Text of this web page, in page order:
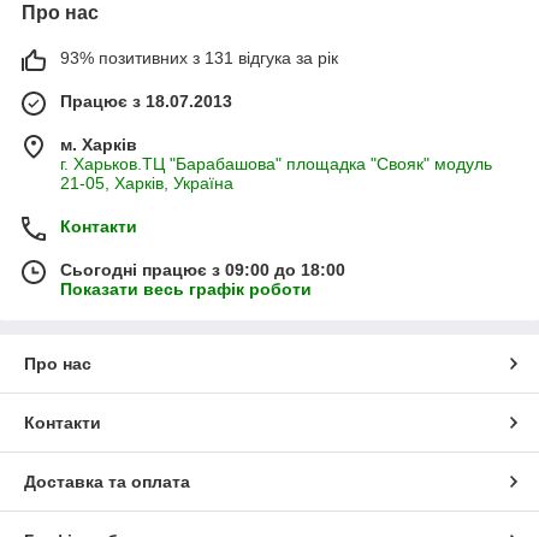
Про нас
93% позитивних з 131 відгука за рік
Працює з 18.07.2013
м. Харків
г. Харьков.ТЦ "Барабашова" площадка "Свояк" модуль
21-05, Харків, Україна
Контакти
Сьогодні працює з 09:00 до 18:00
Показати весь графік роботи
Про нас
Контакти
Доставка та оплата